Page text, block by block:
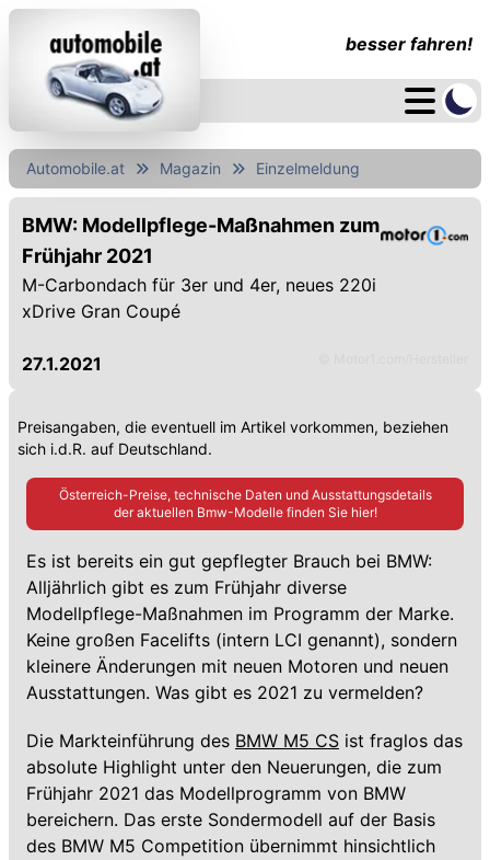
besser fahren!
Automobile.at Magazin Einzelmeldung
BMW: Modellpflege-Maßnahmen zum
Frühjahr 2021
M-Carbondach für 3er und 4er, neues 220i
xDrive Gran Coupé
27.1.2021
Preisangaben, die eventuell im Artikel vorkommen, beziehen
sich i.d.R. auf Deutschland.
Österreich-Preise, technische Daten und Ausstattungsdetails
der aktuellen Bmw-Modelle finden Sie hier!
Es ist bereits ein gut gepflegter Brauch bei BMW:
Alljährlich gibt es zum Frühjahr diverse
Modellpflege-Maßnahmen im Programm der Marke.
Keine großen Facelifts (intern LCI genannt), sondern
kleinere Änderungen mit neuen Motoren und neuen
Ausstattungen. Was gibt es 2021 zu vermelden?
Die Markteinführung des BMW M5 CS ist fraglos das
absolute Highlight unter den Neuerungen, die zum
Frühjahr 2021 das Modellprogramm von BMW
bereichern. Das erste Sondermodell auf der Basis
des BMW M5 Competition übernimmt hinsichtlich